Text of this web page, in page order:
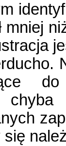
mniej
się